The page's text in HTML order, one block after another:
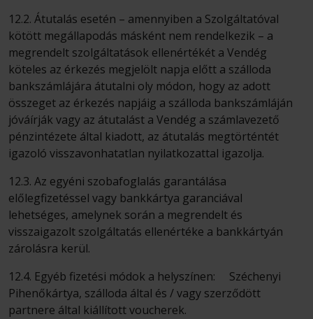
12.2. Átutalás esetén – amennyiben a Szolgáltatóval
kötött megállapodás másként nem rendelkezik – a
megrendelt szolgáltatások ellenértékét a Vendég
köteles az érkezés megjelölt napja előtt a szálloda
bankszámlájára átutalni oly módon, hogy az adott
összeget az érkezés napjáig a szálloda bankszámláján
jóváírják vagy az átutalást a Vendég a számlavezető
pénzintézete által kiadott, az átutalás megtörténtét
igazoló visszavonhatatlan nyilatkozattal igazolja.
12.3. Az egyéni szobafoglalás garantálása
előlegfizetéssel vagy bankkártya garanciával
lehetséges, amelynek során a megrendelt és
visszaigazolt szolgáltatás ellenértéke a bankkártyán
zárolásra kerül.
12.4. Egyéb fizetési módok a helyszínen: Széchenyi
Pihenőkártya, szálloda által és / vagy szerződött
partnere által kiállított voucherek.